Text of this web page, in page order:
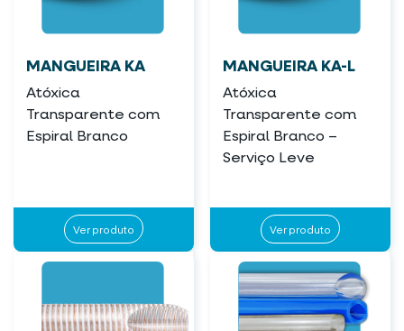
MANGUEIRA KA
Atóxica
Transparente com
Espiral Branco
Ver produto
MANGUEIRA KA-L
Atóxica
Transparente com
Espiral Branco –
Serviço Leve
Ver produto